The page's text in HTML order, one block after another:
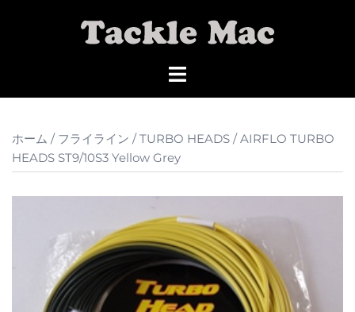
ホーム / フライライン / TURBO HEADS / AIRFLO TURBO
HEADS ST9/10S3 Yellow Grey